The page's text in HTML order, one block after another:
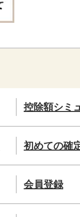
控除額シミ
初めての確
会員登録